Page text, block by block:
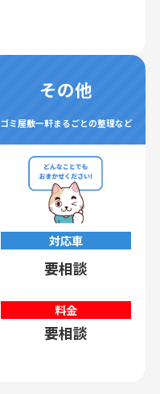
その他
ゴミ屋敷一軒まるごとの整理など
対応車
要相談
料金
要相談